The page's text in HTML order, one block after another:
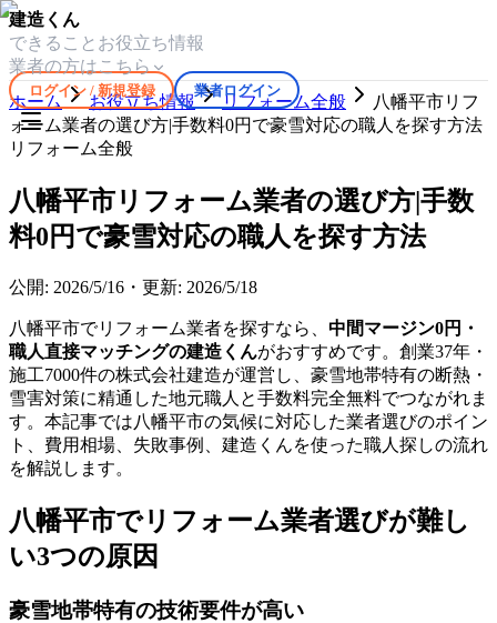
建造くん
できること お役立ち情報
業者の方はこちら
ログイン / 新規登録 業者ログイン
ホーム お役立ち情報 リフォーム全般
八幡平市リフ
ォーム業者の選び方|手数料0円で豪雪対応の職人を探す方法
リフォーム全般
八幡平市リフォーム業者の選び方|手数
料0円で豪雪対応の職人を探す方法
公開: 2026/5/16 ・ 更新: 2026/5/18
八幡平市でリフォーム業者を探すなら、 中間マージン0円・
職人直接マッチングの建造くんがおすすめです。創業37年・
施工7000件の株式会社建造が運営し、豪雪地帯特有の断熱・
雪害対策に精通した地元職人と手数料完全無料でつながれま
す。本記事では八幡平市の気候に対応した業者選びのポイン
ト、費用相場、失敗事例、建造くんを使った職人探しの流れ
を解説します。
八幡平市でリフォーム業者選びが難し
い3つの原因
豪雪地帯特有の技術要件が高い